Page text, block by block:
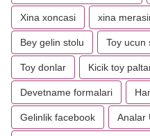
Xina xoncasi xina
Bey gelin stolu Toy ucun
Toy donlar Kicik toy
Devetname formalari
Gelinlik facebook Analar